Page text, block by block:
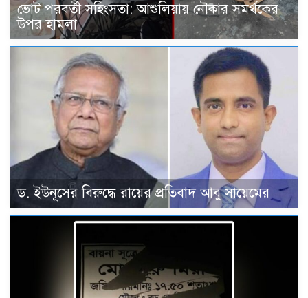
ভোট পরবর্তী সহিংসতা: আশুলিয়ায় নৌকার সমর্থকের
উপর হামলা
ড. ইউনূসের বিরুদ্ধে রায়ের প্রতিবাদ আবু সায়েমের